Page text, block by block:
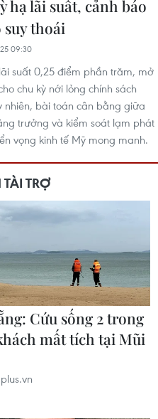
hạ lãi suất, cảnh báo
thoái
09:30
suất 0,25 điểm phần trăm, mở
chu kỳ nới lỏng chính sách
nhiên, bài toán cân bằng giữa
trưởng và kiểm soát lạm phát
vọng kinh tế Mỹ mong manh.